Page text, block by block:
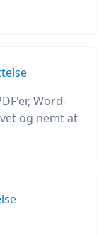
Word-
og nemt at